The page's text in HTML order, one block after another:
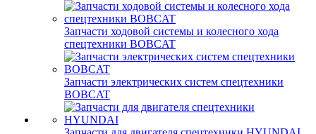
Запчасти ходовой системы и колесного хода
спецтехники BOBCAT
Запчасти электрических систем спецтехники
BOBCAT